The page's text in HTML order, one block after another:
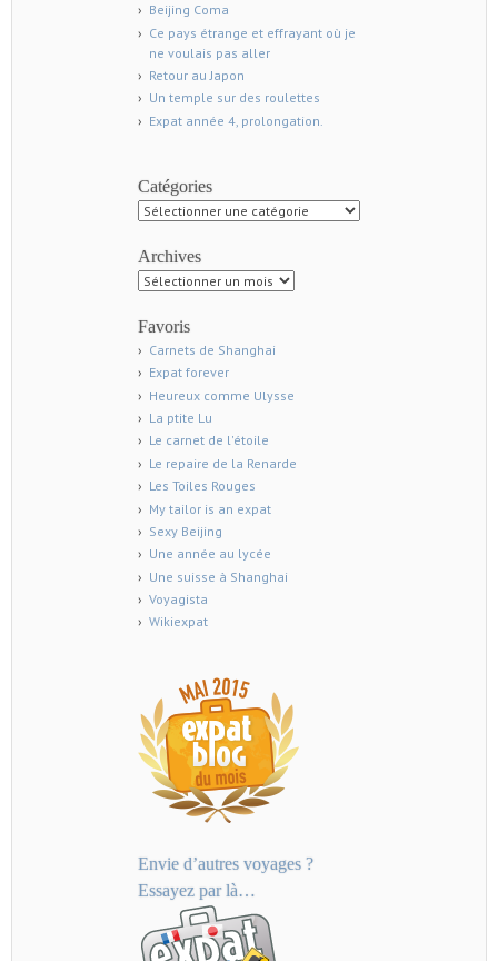
Beijing Coma
Ce pays étrange et effrayant où je
ne voulais pas aller
Retour au Japon
Un temple sur des roulettes
Expat année 4, prolongation.
Catégories
Catégories
Archives
Archives
Favoris
Carnets de Shanghai
Expat forever
Heureux comme Ulysse
La ptite Lu
Le carnet de l'étoile
Le repaire de la Renarde
Les Toiles Rouges
My tailor is an expat
Sexy Beijing
Une année au lycée
Une suisse à Shanghai
Voyagista
Wikiexpat
Envie d’autres voyages ?
Essayez par là…